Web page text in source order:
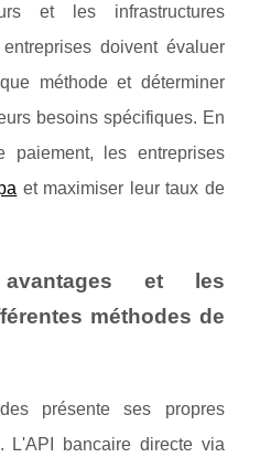
et les infrastructures
doivent évaluer
méthode et déterminer
besoins spécifiques. En
paiement, les entreprises
et maximiser leur taux de
et les
méthodes de
présente ses propres
L'API bancaire directe via